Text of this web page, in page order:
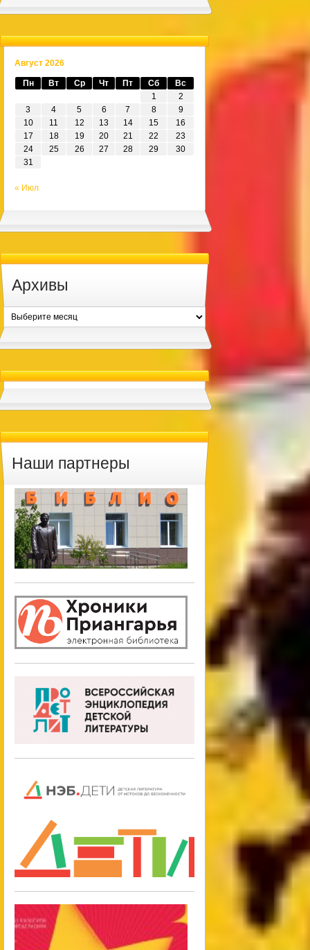
Август 2026
Пн Вт Ср Чт Пт Сб
Вс
1
2
3
4 5 6 7 8
9
10
11 12 13 14 15
16
17
18 19 20 21 22
23
24
25 26 27 28 29
30
31
« Июл
Архивы
Архивы
Наши партнеры